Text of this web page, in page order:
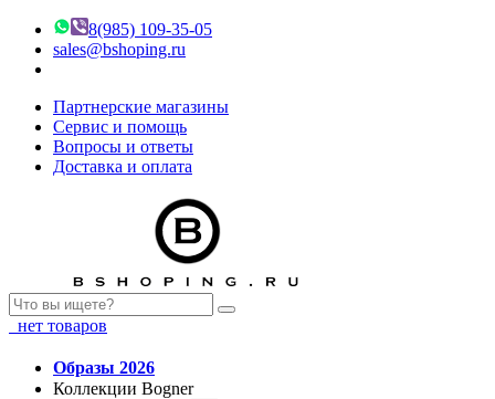
8(985) 109-35-05
sales@bshoping.ru
Партнерские магазины
Сервис и помощь
Вопросы и ответы
Доставка и оплата
нет товаров
Образы 2026
Коллекции Bogner